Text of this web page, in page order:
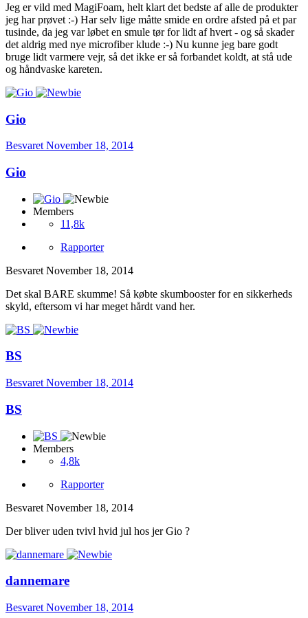
Jeg er vild med MagiFoam, helt klart det bedste af alle de produkter
jeg har prøvet :-) Har selv lige måtte smide en ordre afsted på et par
tusinde, da jeg var løbet en smule tør for lidt af hvert - og så skader
det aldrig med nye microfiber klude :-) Nu kunne jeg bare godt
bruge lidt varmere vejr, så det ikke er så forbandet koldt, at stå ude
og håndvaske kareten.
Gio
Besvaret November 18, 2014
Gio
Members
11,8k
Rapporter
Besvaret November 18, 2014
Det skal BARE skumme! Så købte skumbooster for en sikkerheds
skyld, eftersom vi har meget hårdt vand her.
BS
Besvaret November 18, 2014
BS
Members
4,8k
Rapporter
Besvaret November 18, 2014
Der bliver uden tvivl hvid jul hos jer Gio ?
dannemare
Besvaret November 18, 2014